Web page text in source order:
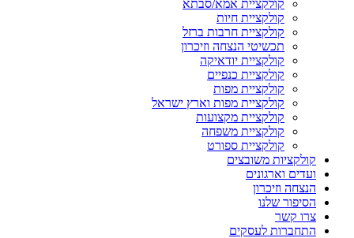
קולקציית אמא/סבתא
קולקציית חיות
קולקציית חרבות ברזל
תכשיטי הנצחה וזיכרון
קולקציית יודאיקה
קולקציית כנפיים
קולקציית מפות
קולקציית מפות וארץ ישראל
קולקציית מקצועות
קולקציית משפחה
קולקציית ספורט
קולקציות משובצים
ועדים וארגונים
הנצחה וזיכרון
הסיפור שלנו
צרו קשר
התחברות לעסקים